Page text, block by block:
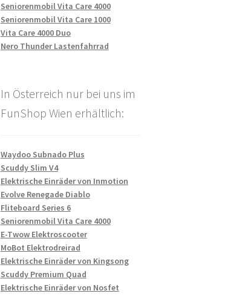
Seniorenmobil Vita Care 4000
Seniorenmobil Vita Care 1000
Vita Care 4000 Duo
Nero Thunder Lastenfahrrad
In Österreich nur bei uns im
FunShop Wien erhältlich:
Waydoo Subnado Plus
Scuddy Slim V4
Elektrische Einräder von Inmotion
Evolve Renegade Diablo
Fliteboard Series 6
Seniorenmobil Vita Care 4000
E-Twow Elektroscooter
MoBot Elektrodreirad
Elektrische Einräder von Kingsong
Scuddy Premium Quad
Elektrische Einräder von Nosfet